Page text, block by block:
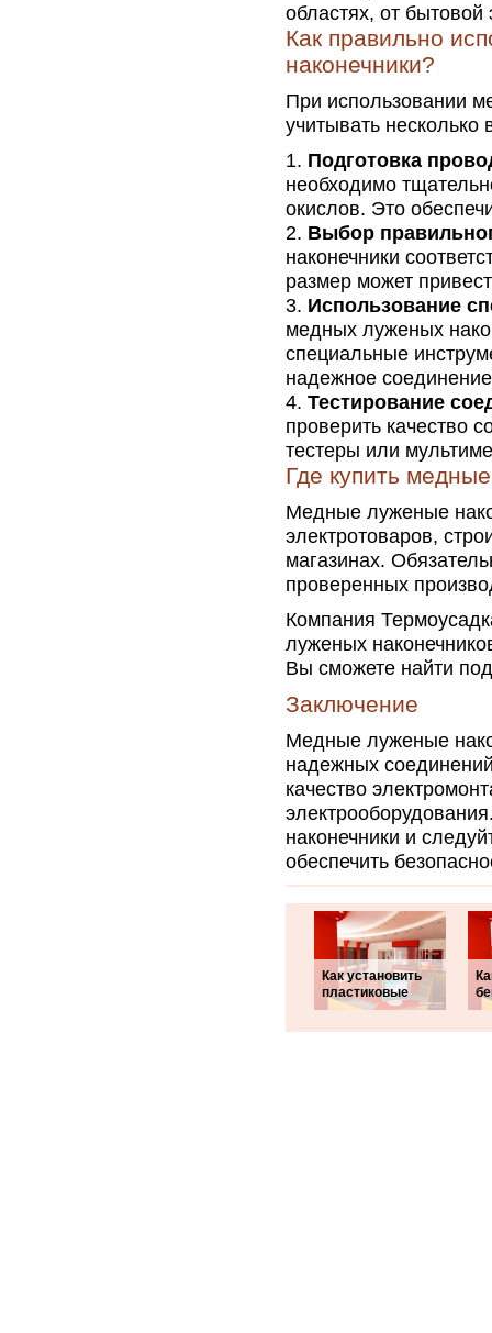
областях, от
Как правильно
наконечники?
При использовании
учитывать несколько
Подготовка
необходимо
окислов. Это
Выбор
наконечники
размер может
Использование
медных луженых
специальные
надежное
Тестирование
проверить качество
тестеры или
Где купить
Медные луженые
электротоваров,
магазинах.
проверенных
Компания
луженых
Вы сможете найти
Заключение
Медные луженые
надежных
качество
наконечники и
обеспечить
Как установить
пластиковые